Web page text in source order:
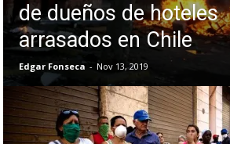
de dueños de hoteles
arrasados en Chile
Edgar Fonseca - Nov 13, 2019